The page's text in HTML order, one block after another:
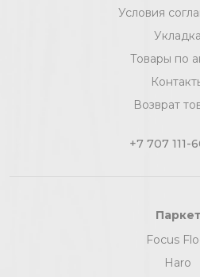
Условия
Укладка
Товары по
Возврат
+7 707 111-
Паркет
Focus
Haro